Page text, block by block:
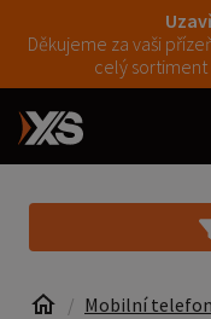
Děkujeme za vaši
celý sortiment
Mobilní